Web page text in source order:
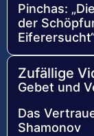
Pinchas:
der
Zufällige
Gebet und
Das
Shamonov